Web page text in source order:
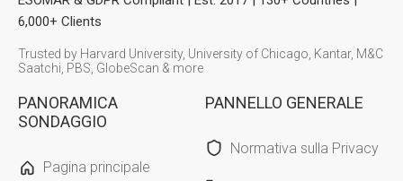
6,000+ Clients
Trusted by Harvard University, University of Chicago, Kantar, M&C
Saatchi, PBS, GlobeScan & more
PANORAMICA
SONDAGGIO
Pagina principale
PANNELLO GENERALE
Normativa sulla Privacy